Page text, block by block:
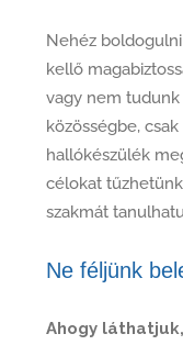
Nehéz
kellő
vagy nem
közösségbe,
hallókészülék
célokat
szakmát
Ne féljünk
Ahogy